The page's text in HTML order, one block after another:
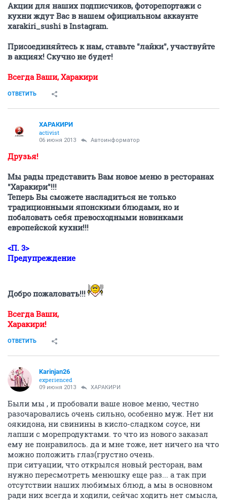
Акции для наших подписчиков, фоторепортажи с
кухни ждут Вас в нашем официальном аккаунте
xarakiri_sushi в Instagram.
Присоединяйтесь к нам, ставьте "лайки", участвуйте
в акциях! Скучно не будет!
Всегда Ваши, Харакири
ОТВЕТИТЬ
ХАРАКИРИ
activist
06 июня 2013 Автоинформатор
Друзья!
Мы рады представить Вам новое меню в ресторанах
"Харакири"!!!
Теперь Вы сможете насладиться не только
традиционными японскими блюдами, но и
побаловать себя превосходными новинками
европейской кухни!!!
<П. 3>
Предупреждение
Добро пожаловать!!!
Всегда Ваши,
Харакири!
ОТВЕТИТЬ
Karinjan26
experienced
09 июня 2013 ХАРАКИРИ
Были мы , и пробовали ваше новое меню, честно
разочаровались очень сильно, особенно муж. Нет ни
оякидона, ни свинины в кисло-сладком соусе, ни
лапши с морепродуктами. то что из нового заказал
ему не понравилось. да и мне тоже, нет ничего на что
можно положить глаз(грустно очень.
при ситуации, что открылся новый ресторан, вам
нужно пересмотреть менюшку еще раз... а так при
отсутствии наших любимых блюд, а мы в основном
ради них всегда и ходили, сейчас ходить нет смысла,